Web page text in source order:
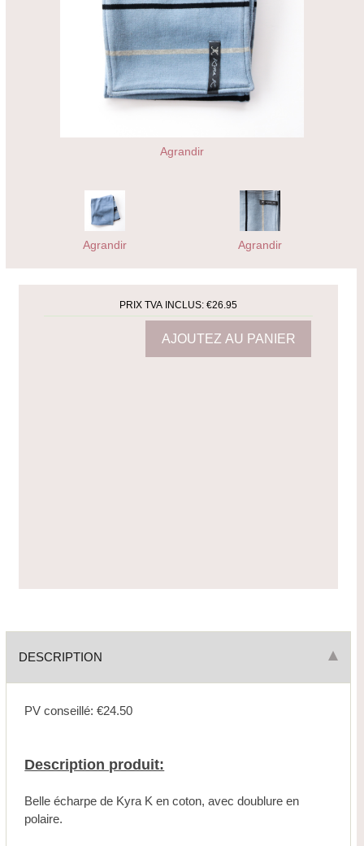
Agrandir
Agrandir Agrandir
PRIX TVA INCLUS:€26.95
DESCRIPTION
PV conseillé: €24.50
Description produit:
Belle écharpe de Kyra K en coton, avec doublure en
polaire.